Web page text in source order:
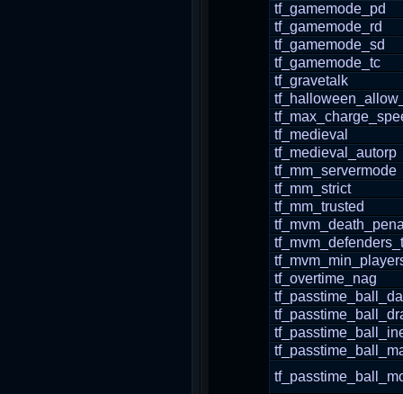
tf_gamemode_pd
tf_gamemode_rd
tf_gamemode_sd
tf_gamemode_tc
tf_gravetalk
tf_medieval
tf_medieval_autorp
tf_mm_servermode
tf_mm_strict
tf_mm_trusted
tf_overtime_nag